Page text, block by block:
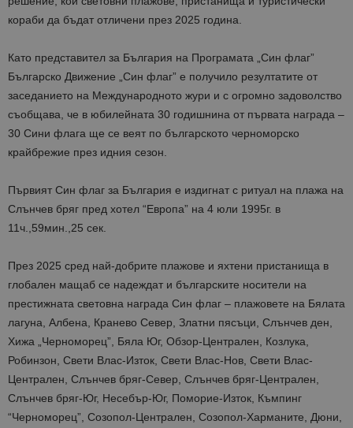
кораби да бъдат отличени през 2025 година.
Като представител за България на Програмата „Син флаг”
Българско Движение „Син флаг” е получило резултатите от
заседанието на Международното жури и с огромно задоволство
съобщава, че в юбилейната 30 годишнина от първата награда –
30 Сини флага ще се веят по българското черноморско
крайбрежие през идния сезон.
Първият Син флаг за България е издигнат с ритуал на плажа на
Слънчев бряг пред хотел “Европа” на 4 юли 1995г. в
11ч.,59мин.,25 сек.
През 2025 сред най-добрите плажове и яхтени пристанища в
глобален мащаб се надеждат и българските носители на
престижната световна награда Син флаг – плажовете на Бялата
лагуна, Албена, Кранево Север, Златни пясъци, Слънчев ден,
Хижа „Черноморец”, Бяла Юг, Обзор-Централен, Козлука,
Робинзон, Свети Влас-Изток, Свети Влас-Нов, Свети Влас-
Централен, Слънчев бряг-Север, Слънчев бряг-Централен,
Слънчев бряг-Юг, Несебър-Юг, Поморие-Изток, Къмпинг
“Черноморец”, Созопол-Централен, Созопол-Харманите, Дюни,